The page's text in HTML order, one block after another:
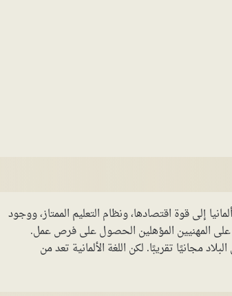
إلى قوة اقتصادها، ونظام التعليم الممتاز، ووجود
على المهنيين المؤهلين الحصول على فرص عمل.
مجانيًا تقريبًا. لكن اللغة الألمانية تعد من